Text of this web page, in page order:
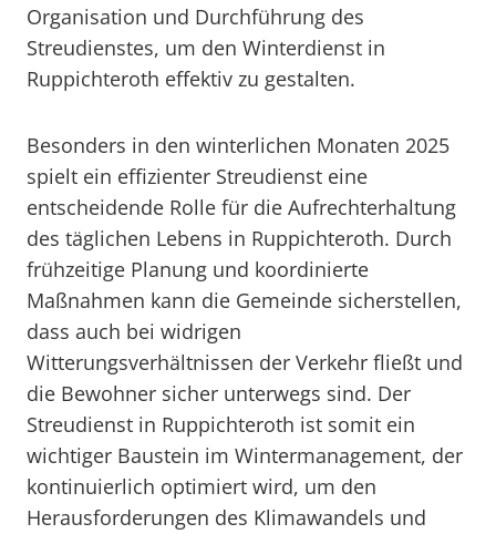
Organisation und Durchführung des
Streudienstes, um den Winterdienst in
Ruppichteroth effektiv zu gestalten.
Besonders in den winterlichen Monaten 2025
spielt ein effizienter Streudienst eine
entscheidende Rolle für die Aufrechterhaltung
des täglichen Lebens in Ruppichteroth. Durch
frühzeitige Planung und koordinierte
Maßnahmen kann die Gemeinde sicherstellen,
dass auch bei widrigen
Witterungsverhältnissen der Verkehr fließt und
die Bewohner sicher unterwegs sind. Der
Streudienst in Ruppichteroth ist somit ein
wichtiger Baustein im Wintermanagement, der
kontinuierlich optimiert wird, um den
Herausforderungen des Klimawandels und